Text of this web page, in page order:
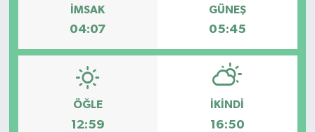
İMSAK
04:07
GÜNEŞ
05:45
ÖĞLE
12:59
İKINDI
16:50
Yaşam